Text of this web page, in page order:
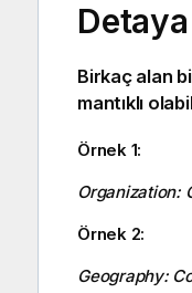
Birkaç alan
mantıklı
Örnek 1:
Organization:
Örnek 2:
Geography: